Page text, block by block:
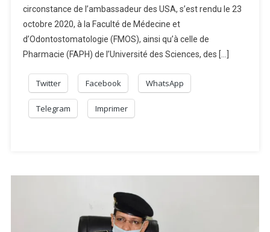
Mali
circonstance de l’ambassadeur des USA, s’est rendu le 23
octobre 2020, à la Faculté de Médecine et
d’Odontostomatologie (FMOS), ainsi qu’à celle de
Pharmacie (FAPH) de l’Université des Sciences, des […]
Twitter Facebook WhatsApp
Telegram Imprimer